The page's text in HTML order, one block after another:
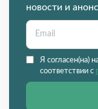
новости и
Я согласен(на)
соответствии с